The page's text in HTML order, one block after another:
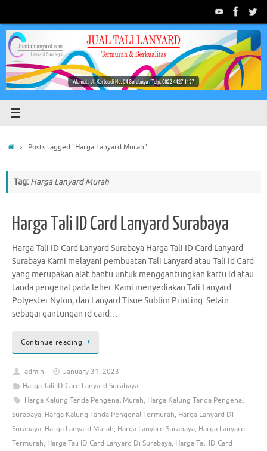
content
HomePosts tagged "Harga Lanyard Murah"
Tag: Harga Lanyard Murah
Harga Tali ID Card Lanyard Surabaya
Harga Tali ID Card Lanyard Surabaya Harga Tali ID Card Lanyard
Surabaya Kami melayani pembuatan Tali Lanyard atau Tali Id Card
yang merupakan alat bantu untuk menggantungkan kartu id atau
tanda pengenal pada leher. Kami menyediakan Tali Lanyard
Polyester Nylon, dan Lanyard Tisue Sublim Printing. Selain
sebagai gantungan id card…
Continue reading
admin
January 31, 2023
Harga Tali ID Card Lanyard Surabaya
Harga Kalung Tanda Pengenal Murah, Harga Kalung Tanda Pengenal
Surabaya, Harga Kalung Tanda Pengenal Termurah, Harga Lanyard Di
Surabaya, Harga Lanyard Murah, Harga Lanyard Surabaya, Harga Lanyard
Termurah, Harga Tali ID Card Lanyard Di Surabaya, Harga Tali ID Card